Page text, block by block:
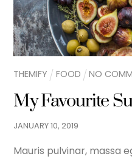
THEMIFY FOOD NO
My Favourite
JANUARY10,2019
Mauris pulvinar, massa